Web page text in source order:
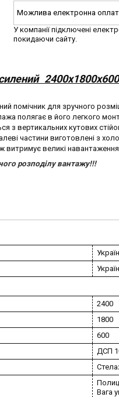
У компанії підключені
покидаючи сайту.
помічник для зручного
полягає в його легкого
з вертикальних кутових
частини виготовлені з
витримує великі
розподілу вантажу!!!
2400
1800
600
ДСП
Вага